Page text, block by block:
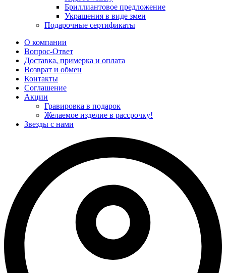
Бриллиантовое предложение
Украшения в виде змеи
Подарочные сертификаты
О компании
Вопрос-Ответ
Доставка, примерка и оплата
Возврат и обмен
Контакты
Соглашение
Акции
Гравировка в подарок
Желаемое изделие в рассрочку!
Звезды с нами